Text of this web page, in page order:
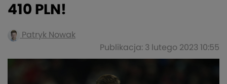
410 PLN!
Patryk Nowak
Publikacja: 3 lutego 2023 10:55